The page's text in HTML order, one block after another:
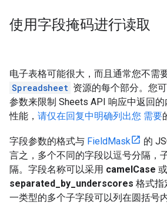
使用字段掩码进行读取
电子表格可能很大，而且通常您不需
Spreadsheet 资源的每个部分。您
参数来限制 Sheets API 响应中返回
性能， 请仅在回复中明确列出您 需要
字段参数的格式与 FieldMask
的
言之，多个不同的字段以逗号分隔，
隔。字段名称可以采用 camelCase 或
separated_by_underscores 格式指
一类型的多个子字段可以列在圆括号内